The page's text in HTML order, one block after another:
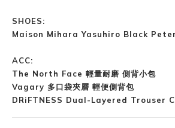
SHOES:
Maison Mihara Yasuhiro Black
ACC:
The North Face 輕量耐磨 側背小包
Vagary 多口袋夾層 輕便側背包
DRiFTNESS Dual-Layered Trouser